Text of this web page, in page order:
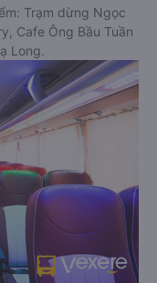
Trạm dừng Ngọc
Cafe Ông Bầu Tuần
Long.